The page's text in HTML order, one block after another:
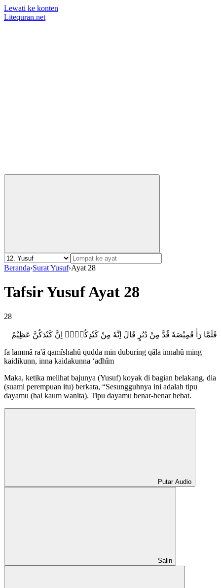
Lewati ke konten
Litequran.net
Beranda›Surat Yusuf›Ayat 28
Tafsir Yusuf Ayat 28
28
فَلَمَّا رَاٰ قَمِيْصَهٗ قُدَّ مِنْ دُبُرٍ قَالَ اِنَّهٗ مِنْ كَيْدِكُنَّۗ اِنَّ كَيْدَكُنَّ عَظِيْمٌ
fa lammâ ra'â qamîshahû qudda min duburing qâla innahû ming
kaidikunn, inna kaidakunna ‘adhîm
Maka, ketika melihat bajunya (Yusuf) koyak di bagian belakang, dia
(suami perempuan itu) berkata, “Sesungguhnya ini adalah tipu
dayamu (hai kaum wanita). Tipu dayamu benar-benar hebat.
Putar Audio
Salin